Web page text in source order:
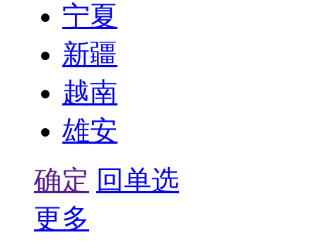
宁夏
新疆
越南
雄安
确定 回单选
更多